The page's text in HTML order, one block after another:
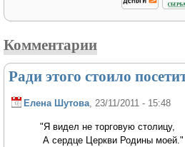
Комментарии
Ради этого стоило
Елена Шутова, 23/11/2011 - 15:48
"Я видел не торговую столицу,
А сердце Церкви Родины моей."